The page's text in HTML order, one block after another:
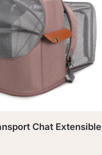
Chat Extensible